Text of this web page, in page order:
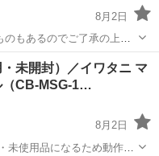
8月2日
もあるのでご了承の上で
素缶が10本 他携帯酸素缶2
します。
酸素
未開封）／イワタニ マ
（CB-MSG-1…
8月2日
使用品になるため動作確